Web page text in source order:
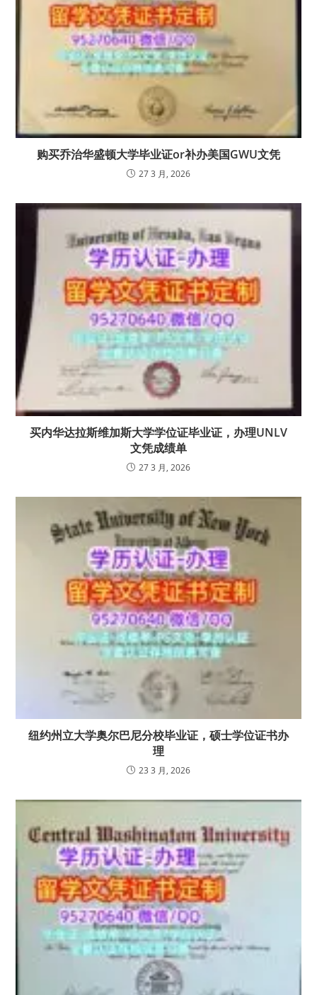
购买乔治华盛顿大学毕业证or补办美国GWU文凭
27 3 月, 2026
买内华达拉斯维加斯大学学位证毕业证，办理UNLV
文凭成绩单
27 3 月, 2026
纽约州立大学奥尔巴尼分校毕业证，硕士学位证书办
理
23 3 月, 2026